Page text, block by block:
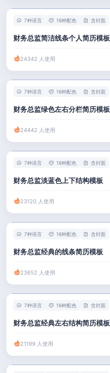
7种语言 16种配色 含封面
财务总监简洁线条个人简历模板
24342 人使用
7种语言 16种配色 含封面
财务总监绿色左右分栏简历模板
24442 人使用
7种语言 16种配色 含封面
财务总监淡蓝色上下结构模板
23120 人使用
7种语言 16种配色 含封面
财务总监经典的线条简历模板
23652 人使用
7种语言 16种配色 含封面
财务总监经典左右结构简历模板
21199 人使用